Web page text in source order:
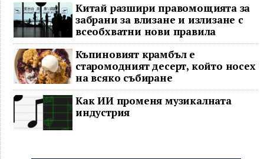
Китай разшири правомощията за
забрани за влизане и излизане с
всеобхватни нови правила
Къпиновият крамбъл е
старомодният десерт, който носех
на всяко събиране
Как ИИ променя музикалната
индустрия